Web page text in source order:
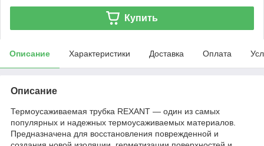
Купить
Описание Характеристики Доставка Оплата
Описание
Термоусаживаемая трубка REXANT — один из самых
популярных и надежных термоусаживаемых материалов.
Предназначена для восстановления поврежденной и